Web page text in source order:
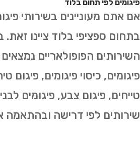
פיגומים לפי תחום בלוד
אם אתם מעוניינים בשירותי
בתחום ספציפי בלוד ציינו זאת.
השירותים הפופולאריים
פיגומים, כיסוי פיגומים, פיגום
טייחים, פיגום צבע, פיגומים
שירותים לפי דרישה ובהתאמה